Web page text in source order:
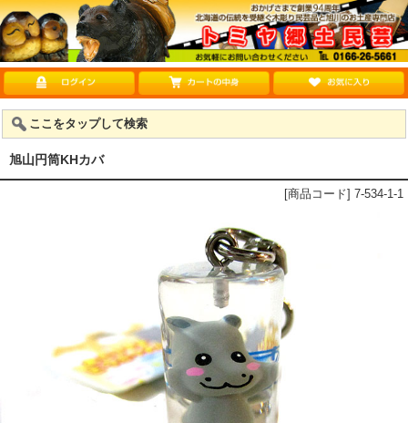
ここをタップして検索
旭山円筒KHカバ
[商品コード] 7-534-1-1